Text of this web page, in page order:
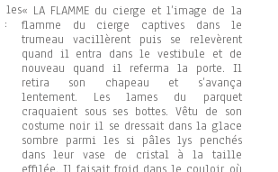
:
« LA FLAMME du cierge et l’image de la
flamme du cierge captives dans le
trumeau vacillèrent puis se relevèrent
quand il entra dans le vestibule et de
nouveau quand il referma la porte. Il
retira son chapeau et s’avança
lentement. Les lames du parquet
craquaient sous ses bottes. Vêtu de son
costume noir il se dressait dans la glace
sombre parmi les si pâles lys penchés
dans leur vase de cristal à la taille